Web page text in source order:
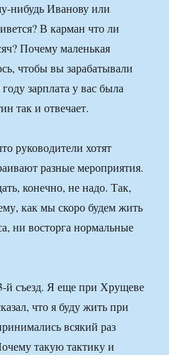
нибудь Иванову или
В карман что ли
Почему маленькая
чтобы вы зарабатывали
зарплата у вас была
так и отвечает.
руководители хотят
разные мероприятия.
конечно, не надо. Так,
как мы скоро будем жить
ни восторга нормальные
й съезд. Я еще при Хрущеве
что я буду жить при
всякий раз
такую тактику и